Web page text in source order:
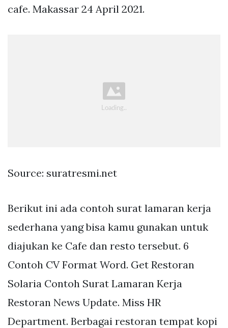
cafe. Makassar 24 April 2021.
Source: suratresmi.net
Berikut ini ada contoh surat lamaran kerja
sederhana yang bisa kamu gunakan untuk
diajukan ke Cafe dan resto tersebut. 6
Contoh CV Format Word. Get Restoran
Solaria Contoh Surat Lamaran Kerja
Restoran News Update. Miss HR
Department. Berbagai restoran tempat kopi